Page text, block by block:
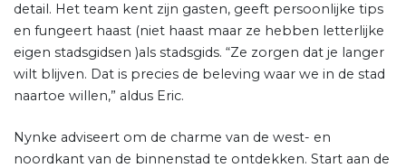
detail. Het team kent zijn gasten, geeft persoonlijke tips
en fungeert haast (niet haast maar ze hebben letterlijke
eigen stadsgidsen )als stadsgids. “Ze zorgen dat je langer
wilt blijven. Dat is precies de beleving waar we in de stad
naartoe willen,” aldus Eric.
Nynke adviseert om de charme van de west- en
noordkant van de binnenstad te ontdekken. Start aan de